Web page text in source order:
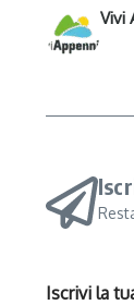
Vivi
Iscrivi la